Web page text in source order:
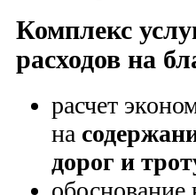
Комплекс
расходов на
расчет
на
дорог и